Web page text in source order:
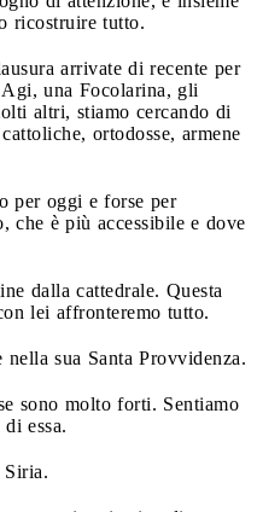
ricostruire tutto.
arrivate di recente per
una Focolarina, gli
altri, stiamo cercando di
ortodosse, armene
per oggi e forse per
che è più accessibile e dove
dalla cattedrale. Questa
lei affronteremo tutto.
sua Santa Provvidenza.
sono molto forti. Sentiamo
essa.
Siria.